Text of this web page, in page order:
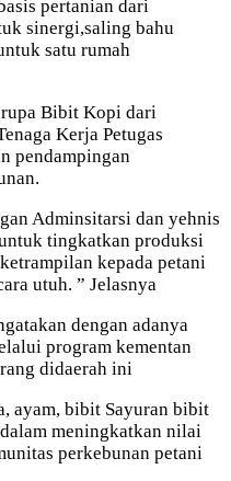
pertanian dari
sinergi,saling bahu
satu rumah
Bibit Kopi dari
Kerja Petugas
pendampingan
Adminsitarsi dan yehnis
tingkatkan produksi
kepada petani
utuh. ” Jelasnya
dengan adanya
program kementan
didaerah ini
ayam, bibit Sayuran bibit
meningkatkan nilai
perkebunan petani